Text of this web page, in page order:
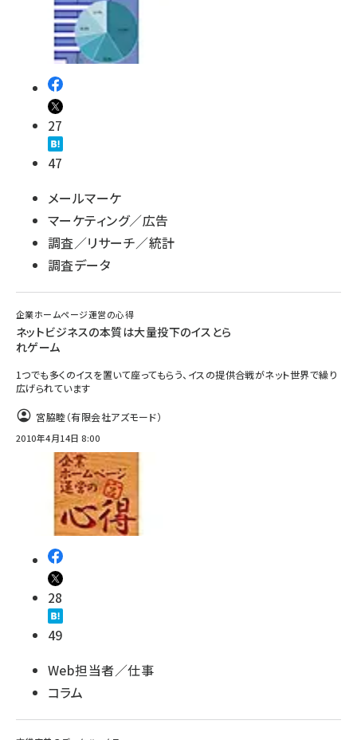
27
47
メールマーケ
マーケティング／広告
調査／リサーチ／統計
調査データ
企業ホームページ運営の心得
ネットビジネスの本質は大量投下のイスとら
れゲーム
1つでも多くのイスを置いて座ってもらう、イスの提供合戦がネット世界で繰り
広げられています
宮脇睦（有限会社アズモード）
2010年4月14日 8:00
28
49
Web担当者／仕事
コラム